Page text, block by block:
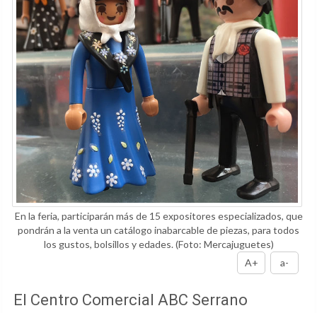
En la feria, participarán más de 15 expositores especializados, que
pondrán a la venta un catálogo inabarcable de piezas, para todos
los gustos, bolsillos y edades.(Foto: Mercajuguetes)
A+
a-
El Centro Comercial ABC Serrano